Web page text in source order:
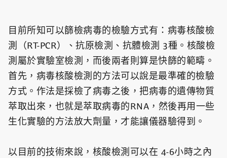
目前所知可以篩檢病毒的檢驗方式有：病毒核酸檢
測（RT-PCR）、抗原檢測、抗體檢測 3種。核酸檢
測屬於實驗室檢測，而後兩者則算是快篩的範疇。
首先，病毒核酸檢測的方法可以說是最準確的檢驗
方式。作法是採檢了病毒之後，把病毒的遺傳物質
萃取出來，也就是萃取病毒的RNA，然後再用一些
生化實驗的方法放大劑量，才能讓儀器驗得到。
以目前的技術來說，核酸檢測可以在 4-6小時之內